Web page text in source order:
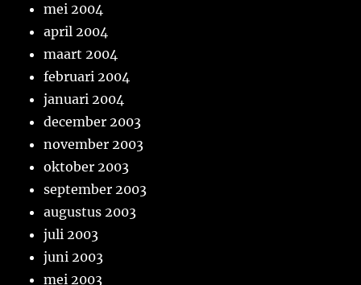
mei 2004
april 2004
maart 2004
februari 2004
januari 2004
december 2003
november 2003
oktober 2003
september 2003
augustus 2003
juli 2003
juni 2003
mei 2003